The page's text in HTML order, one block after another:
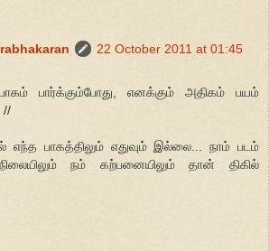
22 October 2011 at 01:45
பார்க்கும்போது, எனக்கும் அதிகம் பயம்
//
பாகத்திலும் எதுவும் இல்லை... நாம் படம்
நம் கற்பனையிலும் தான் திகில்